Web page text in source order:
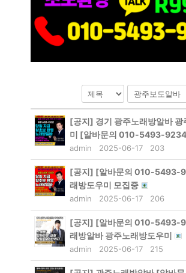
[공지] 경기 광주노래방알바
미 [알바문의 010-5493-
admin 2025-06-17 203
[공지] [알바문의 010-5493-
래방도우미 모집중
admin 2025-06-17 206
[공지] [알바문의 010-5493-
래방알바 광주노래방도우미
admin 2025-06-17 215